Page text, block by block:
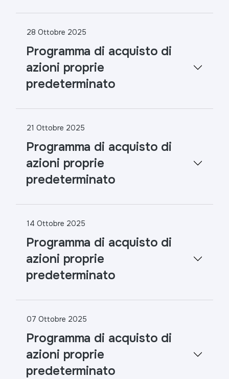
28 Ottobre 2025
Programma di acquisto di
azioni proprie
predeterminato
21 Ottobre 2025
Programma di acquisto di
azioni proprie
predeterminato
14 Ottobre 2025
Programma di acquisto di
azioni proprie
predeterminato
07 Ottobre 2025
Programma di acquisto di
azioni proprie
predeterminato